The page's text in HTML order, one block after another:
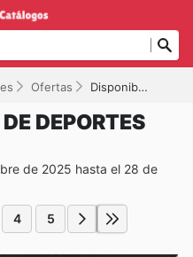
Ofertas Disponible hasta el 28/12/2025
DEPORTES
de 2025 hasta el 28 de
4 5